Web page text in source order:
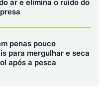
das notificações
suporte técnico de
as orientações sobre a
raio de proteção
os parentais durante o
de manejo da